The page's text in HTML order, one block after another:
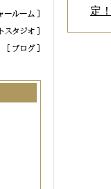
定